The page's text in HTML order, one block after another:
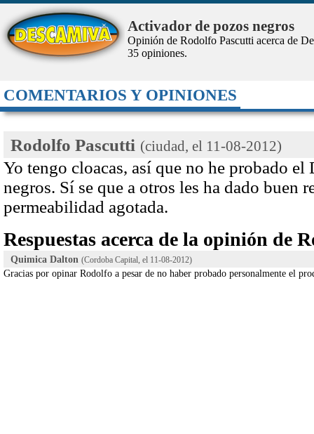
COMENTARIOS Y OPINIONES
Activador de pozos negros
Opinión de Rodolfo Pascutti acerca de
35 opiniones.
Rodolfo Pascutti (ciudad, el 11-08-2012)
Yo tengo cloacas, así que no he probado
negros. Sí se que a otros les ha dado buen
permeabilidad agotada.
Respuestas acerca de la opinión de
Quimica Dalton (Cordoba Capital, el 11-08-2012)
Gracias por opinar Rodolfo a pesar de no haber probado personalmente el